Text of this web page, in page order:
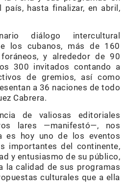
hasta finalizar, en abril,
diálogo intercultural
los cubanos, más de 160
y alrededor de 90
300 invitados contando a
de gremios, así como
a 36 naciones de todo
Cabrera.
de valiosas editoriales
lares —manifestó—, nos
es hoy uno de los eventos
importantes del continente,
y entusiasmo de su público,
la calidad de sus programas
culturales que a ella